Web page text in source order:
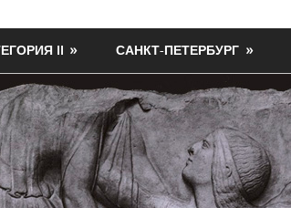
II САНКТ-ПЕТЕРБУРГ